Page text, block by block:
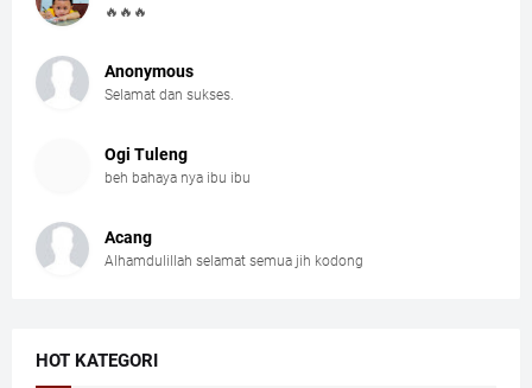
🔥🔥🔥
Anonymous
Selamat dan sukses.
Ogi Tuleng
beh bahaya nya ibu ibu
Acang
Alhamdulillah selamat semua jih kodong
HOT KATEGORI